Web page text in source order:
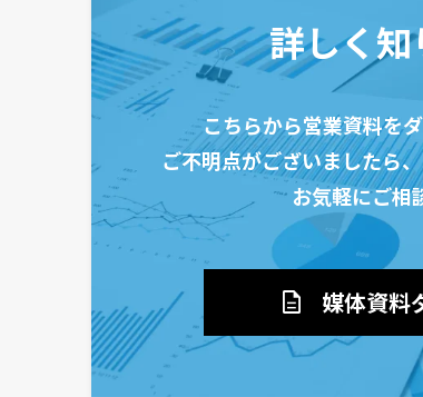
詳しく
こちらから営業資料を
ご不明点がございましたら、
お気軽にご相
description 媒体資料